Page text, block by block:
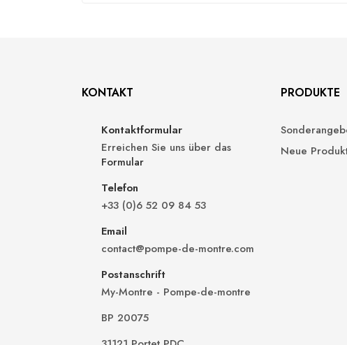
KONTAKT
Kontaktformular
Erreichen Sie uns über das
Formular
Telefon
+33 (0)6 52 09 84 53
Email
contact@pompe-de-montre.com
Postanschrift
My-Montre - Pompe-de-montre
BP 20075
PRODUKTE
Neue